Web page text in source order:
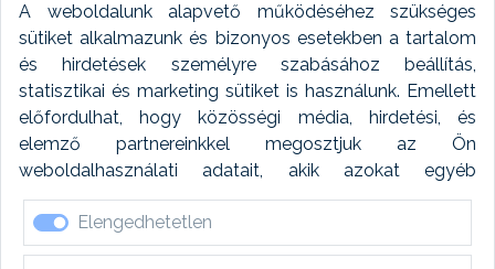
A weboldalunk alapvető működéséhez szükséges
sütiket alkalmazunk és bizonyos esetekben a tartalom
és hirdetések személyre szabásához beállítás,
statisztikai és marketing sütiket is használunk. Emellett
előfordulhat, hogy közösségi média, hirdetési, és
elemző partnereinkkel megosztjuk az Ön
weboldalhasználati adatait, akik azokat egyéb
forrásokból gyűjtött adatokkal kombinálhatják. A sütik
elfogadásával kapcsolatosan naplózást végzünk és
ezen adatokat 6 hónap után automatikusan töröljük. A
Elengedhetetlen
Fényképtár extra modul
Autómosó modul
Feladatütemezés